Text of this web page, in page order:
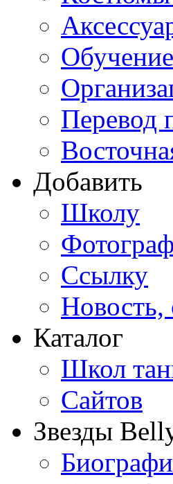
Перевод
Добавить
Школу
Ссылку
Новость,
Каталог
Школ
Сайтов
Звезды